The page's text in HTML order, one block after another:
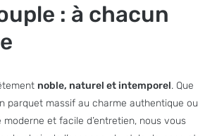
: à chacun
noble, naturel et intemporel. Que
parquet massif au charme authentique ou
et facile d’entretien, nous vous